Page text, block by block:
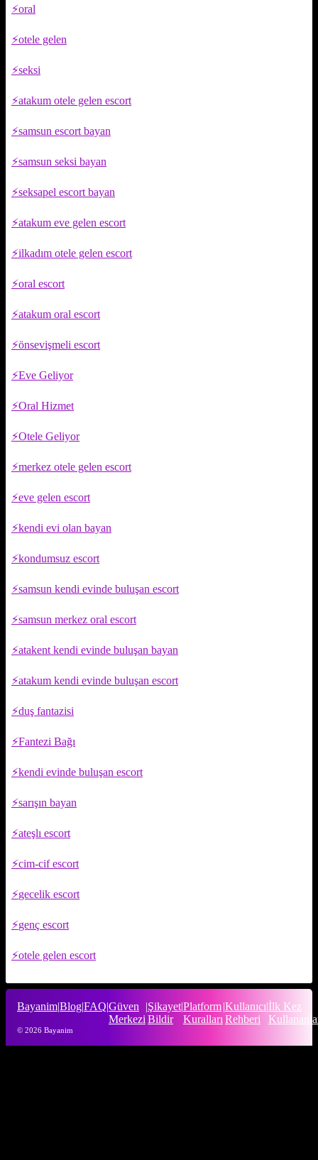
oral
otele gelen
seksi
atakum otele gelen escort
samsun escort bayan
samsun seksi bayan
seksapel escort bayan
atakum eve gelen escort
ilkadım otele gelen escort
oral escort
atakum oral escort
önsevişmeli escort
Eve Geliyor
Oral Hizmet
Otele Geliyor
merkez otele gelen escort
eve gelen escort
kendi evi olan bayan
kondumsuz escort
samsun kendi evinde buluşan escort
samsun merkez oral escort
atakent kendi evinde buluşan bayan
atakum kendi evinde buluşan escort
duş fantazisi
Fantezi Bağı
kendi evinde buluşan escort
sarışın bayan
ateşlı escort
cim-cif escort
gecelik escort
genç escort
otele gelen escort
Bayanim|Blog|FAQ|Güven
Merkezi
|Şikayet
Bildir
|Platform
Kuralları
|Kullanıcı
Rehberi
|İlk Kez
© 2026 Bayanim